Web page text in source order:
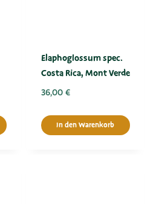
Elaphoglossum spec.
Costa Rica, Mont Verde
36,00 €
In den Warenkorb